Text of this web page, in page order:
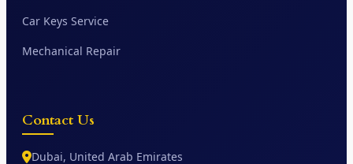
Car Keys Service
Mechanical Repair
Contact Us
Dubai, United Arab Emirates